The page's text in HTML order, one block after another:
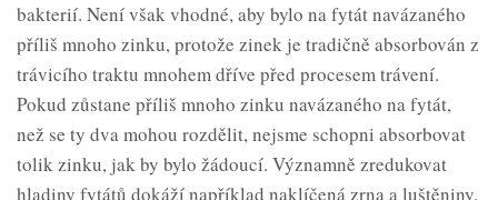
bakterií. Není však vhodné, aby bylo na fytát navázaného
příliš mnoho zinku, protože zinek je tradičně absorbován z
trávicího traktu mnohem dříve před procesem trávení.
Pokud zůstane příliš mnoho zinku navázaného na fytát,
než se ty dva mohou rozdělit, nejsme schopni absorbovat
tolik zinku, jak by bylo žádoucí. Významně zredukovat
hladiny fytátů dokáží například naklíčená zrna a luštěniny.